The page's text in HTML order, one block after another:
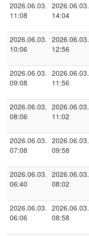
2026.06.03.
11:08
2026.06.03.
14:04
2026.06.03.
10:06
2026.06.03.
12:56
2026.06.03.
09:08
2026.06.03.
11:56
2026.06.03.
08:06
2026.06.03.
11:02
2026.06.03.
07:08
2026.06.03.
09:58
2026.06.03.
06:40
2026.06.03.
08:02
2026.06.03.
06:06
2026.06.03.
08:58